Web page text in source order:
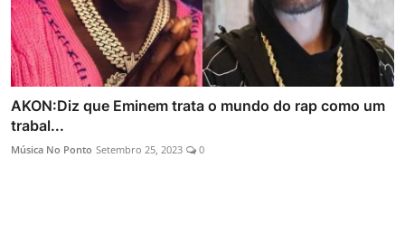
AKON:Diz que Eminem trata o mundo do rap como um
trabal...
Música No Ponto Setembro 25, 2023 0